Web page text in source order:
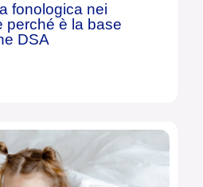
fonologica nei
perché è la base
DSA